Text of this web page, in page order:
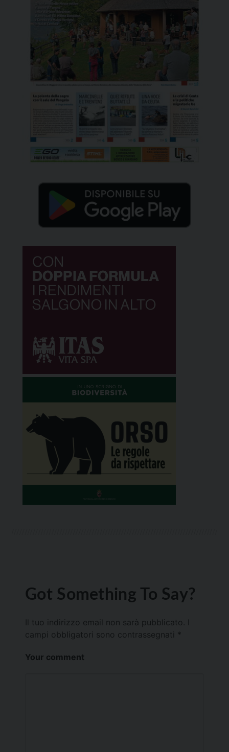
Got Something To Say?
Il tuo indirizzo email non sarà pubblicato.
campi obbligatori sono contrassegnati *
Your comment